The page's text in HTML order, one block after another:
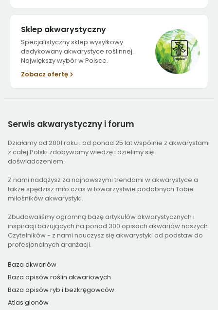
Sklep akwarystyczny
Specjalistyczny sklep wysyłkowy
dedykowany akwarystyce roślinnej.
Największy wybór w Polsce.
Zobacz ofertę
Serwis akwarystyczny i forum
Działamy od 2001 roku i od ponad 25 lat wspólnie z akwarystami
z całej Polski zdobywamy wiedzę i dzielimy się
doświadczeniem.
Z nami nadążysz za najnowszymi trendami w akwarystyce a
także spędzisz miło czas w towarzystwie podobnych Tobie
miłośników akwarystyki.
Zbudowaliśmy ogromną bazę artykułów akwarystycznych i
inspiracji bazujących na ponad 300 opisach akwariów naszych
Czytelników - z nami nauczysz się akwarystyki od podstaw do
profesjonalnych aranżacji.
Baza akwariów
Baza opisów roślin akwariowych
Baza opisów ryb i bezkręgowców
Atlas glonów